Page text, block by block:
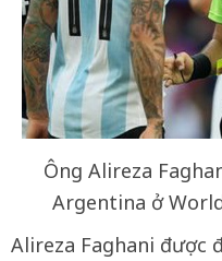
Ông Alireza
Argentina ở
Alireza Faghani được